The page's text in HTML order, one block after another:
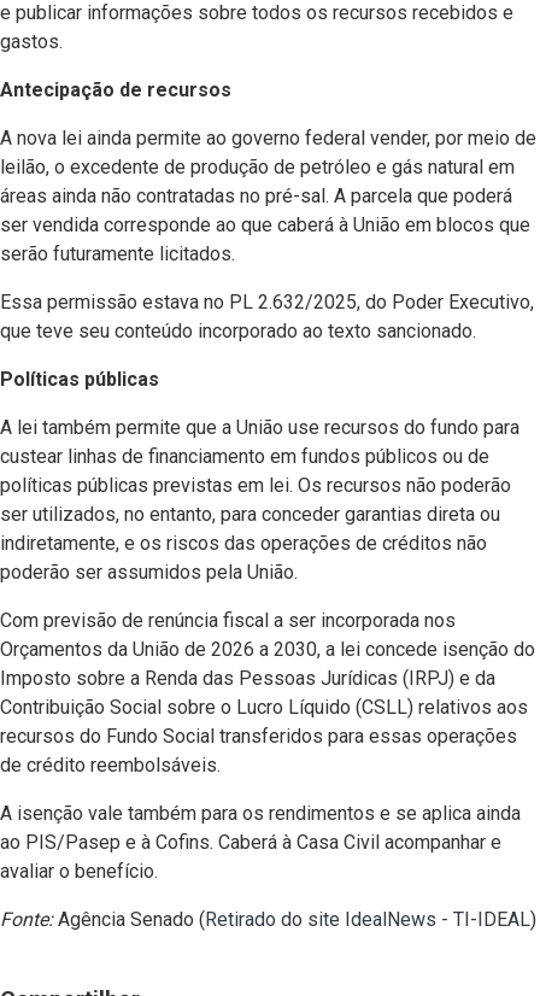
e publicar informações sobre todos os recursos recebidos e
gastos.
Antecipação de recursos
A nova lei ainda permite ao governo federal vender, por meio de
leilão, o excedente de produção de petróleo e gás natural em
áreas ainda não contratadas no pré-sal. A parcela que poderá
ser vendida corresponde ao que caberá à União em blocos que
serão futuramente licitados.
Essa permissão estava no PL 2.632/2025, do Poder Executivo,
que teve seu conteúdo incorporado ao texto sancionado.
Políticas públicas
A lei também permite que a União use recursos do fundo para
custear linhas de financiamento em fundos públicos ou de
políticas públicas previstas em lei. Os recursos não poderão
ser utilizados, no entanto, para conceder garantias direta ou
indiretamente, e os riscos das operações de créditos não
poderão ser assumidos pela União.
Com previsão de renúncia fiscal a ser incorporada nos
Orçamentos da União de 2026 a 2030, a lei concede isenção do
Imposto sobre a Renda das Pessoas Jurídicas (IRPJ) e da
Contribuição Social sobre o Lucro Líquido (CSLL) relativos aos
recursos do Fundo Social transferidos para essas operações
de crédito reembolsáveis.
A isenção vale também para os rendimentos e se aplica ainda
ao PIS/Pasep e à Cofins. Caberá à Casa Civil acompanhar e
avaliar o benefício.
Fonte:Agência Senado (Retirado do site IdealNews - TI-IDEAL)